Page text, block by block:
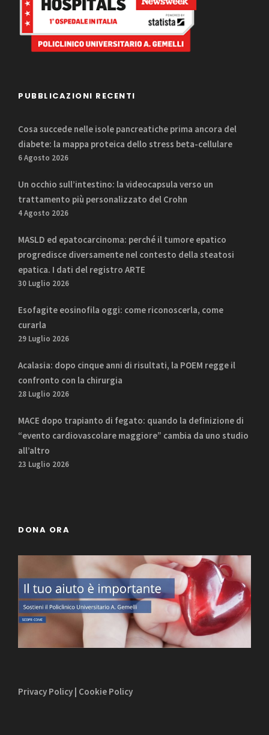
PUBBLICAZIONI RECENTI
Cosa succede nelle isole pancreatiche prima ancora del
diabete: la mappa proteica dello stress beta-cellulare
6 Agosto 2026
Un occhio sull’intestino: la videocapsula verso un
trattamento più personalizzato del Crohn
4 Agosto 2026
MASLD ed epatocarcinoma: perché il tumore epatico
progredisce diversamente nel contesto della steatosi
epatica. I dati del registro ARTE
30 Luglio 2026
Esofagite eosinofila oggi: come riconoscerla, come
curarla
29 Luglio 2026
Acalasia: dopo cinque anni di risultati, la POEM regge il
confronto con la chirurgia
28 Luglio 2026
MACE dopo trapianto di fegato: quando la definizione di
“evento cardiovascolare maggiore” cambia da uno studio
all’altro
23 Luglio 2026
DONA ORA
Privacy Policy | Cookie Policy